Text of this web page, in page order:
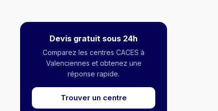
Devis gratuit sous 24h
Comparez les centres CACES à
Valenciennes et obtenez une
réponse rapide.
Trouver un centre